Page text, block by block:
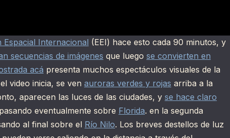
Espacial Internacional (EEI) hace esto cada 90 minutos, y
secuencias de imágenes que luego se convierten en
acá presenta muchos espectáculos visuales de la
video inicia, se ven auroras verdes y rojas arriba a la
aparecen las luces de las ciudades, y se hace claro
eventualmente sobre Florida. en la segunda
al final sobre el Río Nilo. Los breves destellos de luz